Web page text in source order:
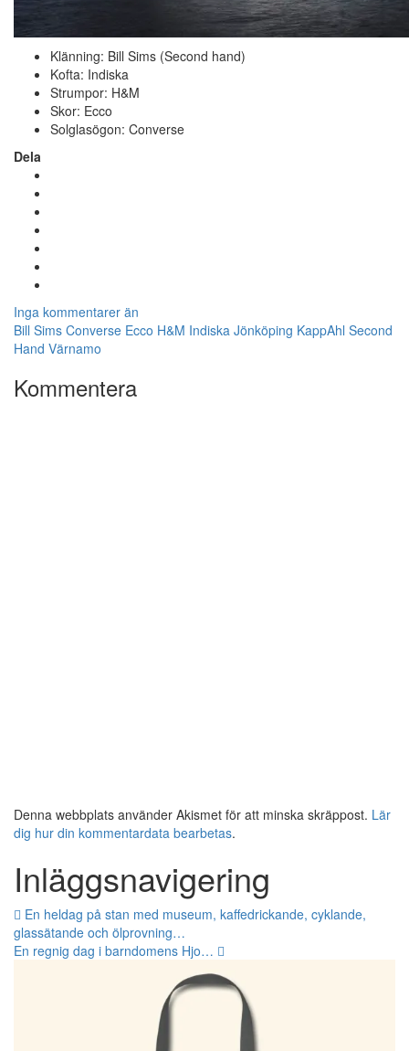
Klänning: Bill Sims (Second hand)
Kofta: Indiska
Strumpor: H&M
Skor: Ecco
Solglasögon: Converse
Dela
Inga kommentarer än
Bill Sims Converse Ecco H&M Indiska Jönköping KappAhl Second
Hand Värnamo
Kommentera
Denna webbplats använder Akismet för att minska skräppost. Lär
dig hur din kommentardata bearbetas.
Inläggsnavigering
En heldag på stan med museum, kaffedrickande, cyklande,
glassätande och ölprovning…
En regnig dag i barndomens Hjo…